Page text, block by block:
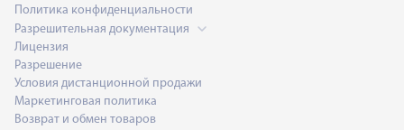
Политика конфиденциальности
Разрешительная документация
Лицензия
Разрешение
Условия дистанционной продажи
Маркетинговая политика
Возврат и обмен товаров